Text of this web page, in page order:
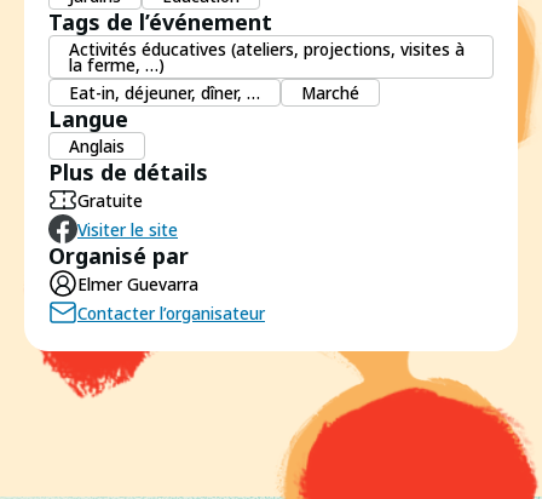
Tags de l’événement
Activités éducatives (ateliers, projections, visites à
la ferme, …)
Eat-in, déjeuner, dîner, …
Marché
Langue
Anglais
Plus de détails
Gratuite
Visiter le site
Organisé par
Elmer Guevarra
Contacter l’organisateur